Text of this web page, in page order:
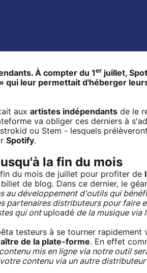
À compter du 1 er juillet,
qui leur permettait d'héberger
aux artistes indépendants de le
va obliger ces derniers à
ou Stem - lesquels
Spotify.
la fin du mois
du mois de juillet pour profiter de
de blog. Dans ce dernier, le
au développement d'outils qui
partenaires distributeurs pour faire
qui ont uploadé de la musique via
testeurs à se tourner rapidement
de la plate-forme. En effet
mis en ligne via notre outil
contenu via un autre